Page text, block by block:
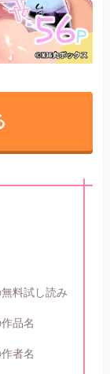
料試し読み
品名
者名